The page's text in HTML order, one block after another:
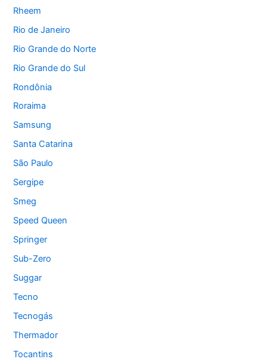
Rheem
Rio de Janeiro
Rio Grande do Norte
Rio Grande do Sul
Rondônia
Roraima
Samsung
Santa Catarina
São Paulo
Sergipe
Smeg
Speed Queen
Springer
Sub-Zero
Suggar
Tecno
Tecnogás
Thermador
Tocantins